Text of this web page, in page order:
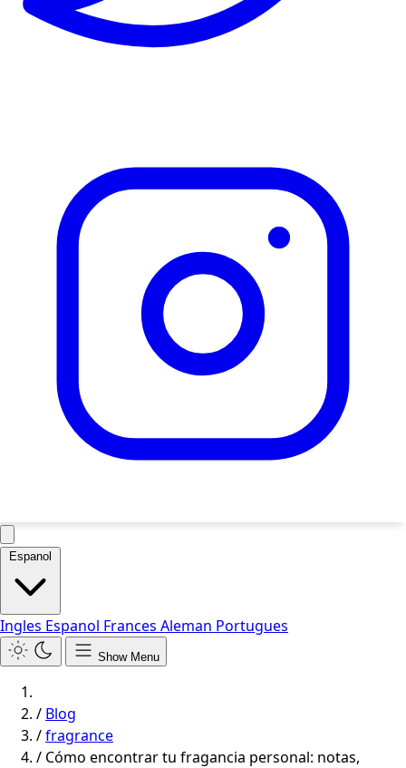
Espanol
Ingles Espanol Frances Aleman Portugues
Show Menu
/ Blog
/fragrance
/ Cómo encontrar tu fragancia personal: notas,